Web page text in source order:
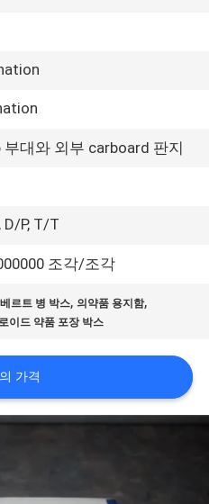
부대와 외부 carboard 판지
D/P, T/T
조각/조각
르트 병 박스,의약품 용지함,
이드 약품 포장 박스
가격